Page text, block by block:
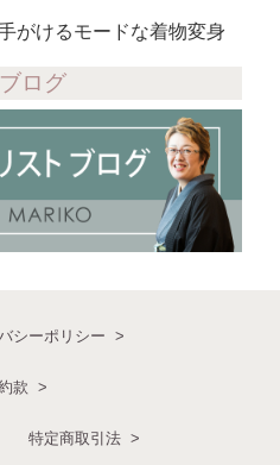
がけるモードな着物変身
ログ
シーポリシー
款
特定商取引法